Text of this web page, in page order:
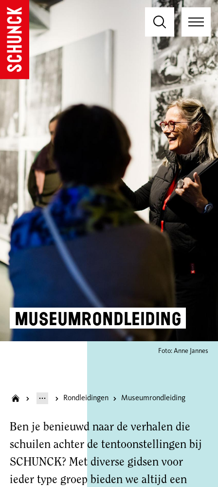
Museumrondleiding
Foto: Anne Jannes
Rondleidingen Museumrondleiding
Ben je benieuwd naar de verhalen die
schuilen achter de tentoonstellingen bij
SCHUNCK? Met diverse gidsen voor
ieder type groep bieden we altijd een